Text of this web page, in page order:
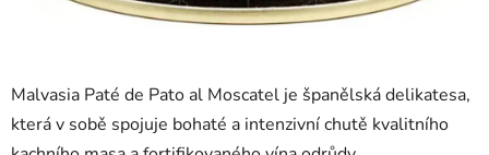
Malvasia Paté de Pato al Moscatel je španělská delikatesa,
která v sobě spojuje bohaté a intenzivní chutě kvalitního